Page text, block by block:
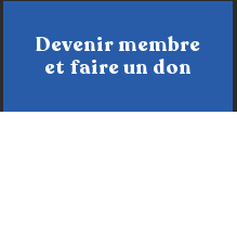
Devenir membre
et faire un don